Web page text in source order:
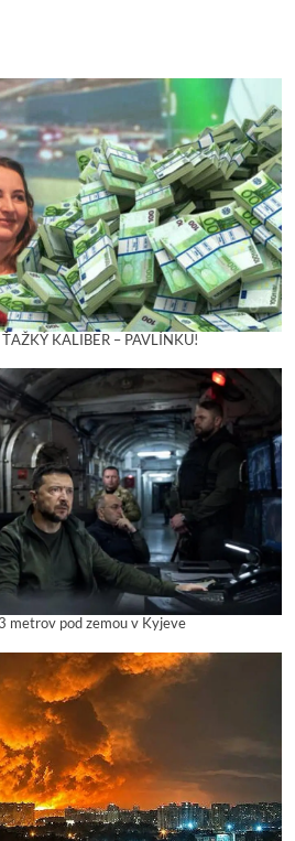
KALIBER – PAVLÍNKU!
metrov pod zemou v Kyjeve